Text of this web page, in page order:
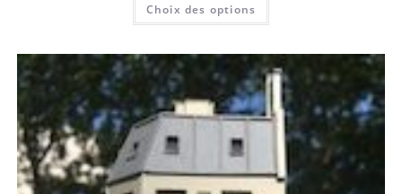
Choix des options